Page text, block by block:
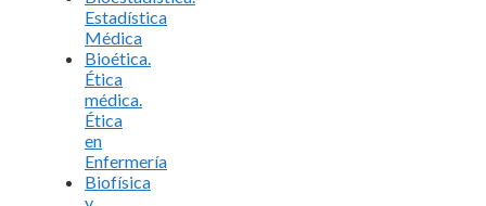
Estadística
Médica
Bioética.
Ética
médica.
Ética
en
Enfermería
Biofísica